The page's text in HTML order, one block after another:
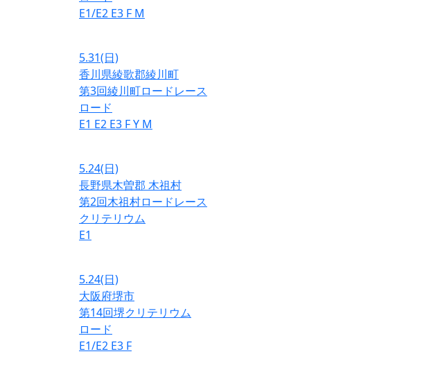
E1/E2 E3 F M
5.31(日)
香川県綾歌郡綾川町
第3回綾川町ロードレース
ロード
E1 E2 E3 FY M
5.24(日)
長野県木曽郡 木祖村
第2回木祖村ロードレース
クリテリウム
E1
5.24(日)
大阪府堺市
第14回堺クリテリウム
ロード
E1/E2 E3 F